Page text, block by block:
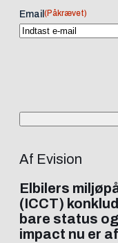
Email (Påkrævet)
Af Evision
Elbilers
(ICCT)
bare status
impact nu er